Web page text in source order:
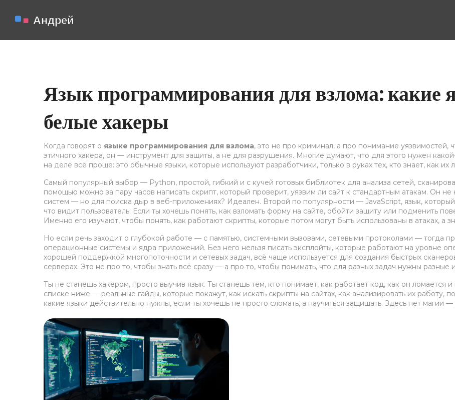
Язык программирования для взлома: какие
белые хакеры
Когда говорят о языке программирования для взлома, это не про криминал, а про понимание уязвимостей,
этичного хакера, он — инструмент для защиты, а не для разрушения. Многие думают, что для этого нужен
на деле всё проще: это обычные языки, которые используют разработчики, только в руках тех, кто знает, как их
Самый популярный выбор — Python, простой, гибкий и с кучей готовых библиотек для анализа сетей,
помощью можно за пару часов написать скрипт, который проверит, уязвим ли сайт к стандартным атакам. Он
систем — но для поиска дыр в веб-приложениях? Идеален. Второй по популярности — JavaScript, язык,
что видит пользователь. Если ты хочешь понять, как взломать форму на сайте, обойти защиту или подменить
Именно его изучают, чтобы понять, как работают скрипты, которые потом могут быть использованы в атаках, а
Но если речь заходит о глубокой работе — с памятью, системными вызовами, сетевыми протоколами — тогда
операционные системы и ядра приложений. Без него нельзя писать эксплойты, которые работают на уровне
хорошей поддержкой многопоточности и сетевых задач, всё чаще используется для создания быстрых
серверах. Это не про то, чтобы знать всё сразу — а про то, чтобы понимать, что для разных задач нужны разные
Ты не станешь хакером, просто выучив язык. Ты станешь тем, кто понимает, как работает код, как он ломается
списке ниже — реальные гайды, которые покажут, как искать скрипты на сайтах, как анализировать их работу,
какие языки действительно нужны, если ты хочешь не просто сломать, а научиться защищать. Здесь нет магии